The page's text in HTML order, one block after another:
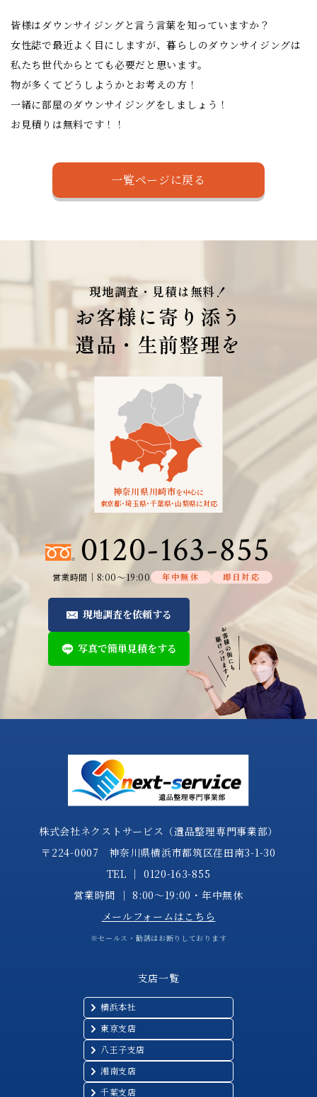
皆様はダウンサイジングと言う言葉を知っていますか？
女性誌で最近よく目にしますが、暮らしのダウンサイジングは
私たち世代からとても必要だと思います。
物が多くてどうしようかとお考えの方！
一緒に部屋のダウンサイジングをしましょう！
お見積りは無料です！！
一覧ページに戻る
現地調査・見積は無料！
お客様に寄り添う
遺品・生前整理を
神奈川県川崎市を中心に
東京都・埼玉県・千葉県・山梨県に対応
0120-163-855
営業時間│8:00～19:00 年中無休 即日対応
現地調査を依頼する
写真で簡単見積をする
株式会社ネクストサービス（遺品整理専門事業部）
〒224-0007 神奈川県横浜市都筑区荏田南3-1-30
TEL │ 0120-163-855
営業時間 │ 8:00～19:00・年中無休
メールフォームはこちら
※セールス・勧誘はお断りしております
支店一覧
横浜本社
東京支店
八王子支店
湘南支店
千葉支店